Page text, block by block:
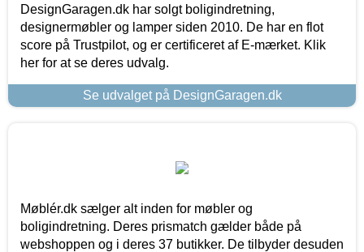
DesignGaragen.dk har solgt boligindretning,
designermøbler og lamper siden 2010. De har en flot
score på Trustpilot, og er certificeret af E-mærket. Klik
her for at se deres udvalg.
Se udvalget på DesignGaragen.dk
Møblér.dk sælger alt inden for møbler og
boligindretning. Deres prismatch gælder både på
webshoppen og i deres 37 butikker. De tilbyder desuden